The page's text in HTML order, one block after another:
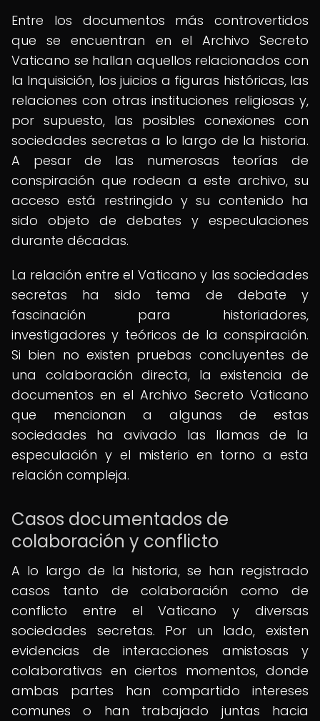
Entre los documentos más controvertidos
que se encuentran en el Archivo Secreto
Vaticano se hallan aquellos relacionados con
la Inquisición, los juicios a figuras históricas, las
relaciones con otras instituciones religiosas y,
por supuesto, las posibles conexiones con
sociedades secretas a lo largo de la historia.
A pesar de las numerosas teorías de
conspiración que rodean a este archivo, su
acceso está restringido y su contenido ha
sido objeto de debates y especulaciones
durante décadas.
La relación entre el Vaticano y las sociedades
secretas ha sido tema de debate y
fascinación para historiadores,
investigadores y teóricos de la conspiración.
Si bien no existen pruebas concluyentes de
una colaboración directa, la existencia de
documentos en el Archivo Secreto Vaticano
que mencionan a algunas de estas
sociedades ha avivado las llamas de la
especulación y el misterio en torno a esta
relación compleja.
Casos documentados de
colaboración y conflicto
A lo largo de la historia, se han registrado
casos tanto de colaboración como de
conflicto entre el Vaticano y diversas
sociedades secretas. Por un lado, existen
evidencias de interacciones amistosas y
colaborativas en ciertos momentos, donde
ambas partes han compartido intereses
comunes o han trabajado juntas hacia